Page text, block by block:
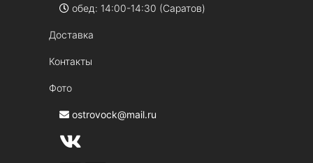
обед: 14:00-14:30 (Саратов)
Доставка
Контакты
Фото
ostrovock@mail.ru